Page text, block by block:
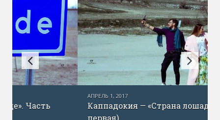
Каппадокия — «Страна лошадей». (Часть